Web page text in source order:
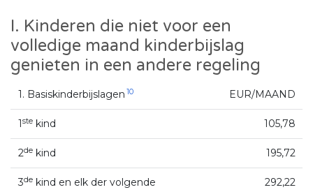
I. Kinderen die niet voor een
volledige maand kinderbijslag
genieten in een andere regeling
1. Basiskinderbijslagen 10 EUR/MAAND
1stekind 105,78
2dekind 195,72
3dekind en elk der volgende 292,22